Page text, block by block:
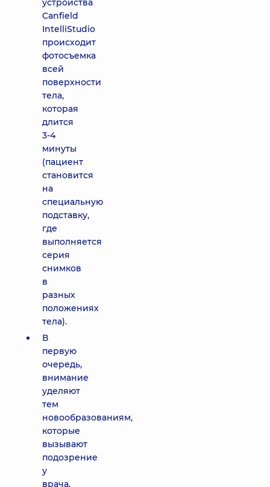
устройства
Canfield
IntelliStudio
происходит
фотосъемка
всей
поверхности
тела,
которая
длится
3-4
минуты
(пациент
становится
на
специальную
подставку,
где
выполняется
серия
снимков
в
разных
положениях
тела).
В
первую
очередь,
внимание
уделяют
тем
новообразованиям,
которые
вызывают
подозрение
у
врача.